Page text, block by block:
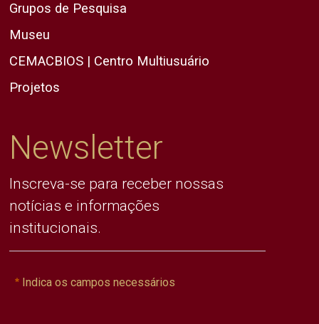
Grupos de Pesquisa
Museu
CEMACBIOS | Centro Multiusuário
Projetos
Newsletter
Inscreva-se para receber nossas
notícias e informações
institucionais.
Indica os campos necessários